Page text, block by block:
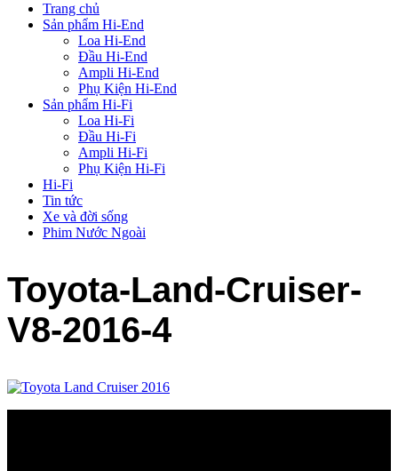
Trang chủ
Sản phẩm Hi-End
Loa Hi-End
Đầu Hi-End
Ampli Hi-End
Phụ Kiện Hi-End
Sản phẩm Hi-Fi
Loa Hi-Fi
Đầu Hi-Fi
Ampli Hi-Fi
Phụ Kiện Hi-Fi
Hi-Fi
Tin tức
Xe và đời sống
Phim Nước Ngoài
Toyota-Land-Cruiser-
V8-2016-4